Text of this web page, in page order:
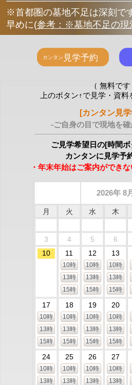
※首都圏の墓地不足は深刻で
早めに(参考：※墓地不足の現
（ 無料です
上のボタン↑で見学・資
[カンタン見
-ご自身の目で現地を
ご見学希望日の[時間
カンタンに見学予
・年末年始はご案内ができ
2026年 8月
月 火 水 木
3
4 5 6
10
11
10時
13時
15時
12
10時
13時
15時
13
10時
13時
15時
17
10時
13時
15時
18
10時
13時
15時
19
10時
13時
15時
20
10時
13時
15時
24
10時
13時
25
10時
13時
26
10時
13時
27
10時
13時